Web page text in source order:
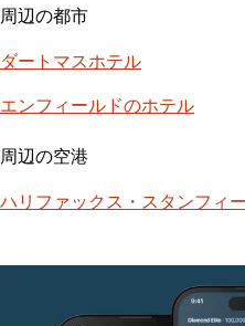
周辺の都市
ダートマスホテル
エンフィールドのホテル
周辺の空港
ハリファックス・スタンフィ